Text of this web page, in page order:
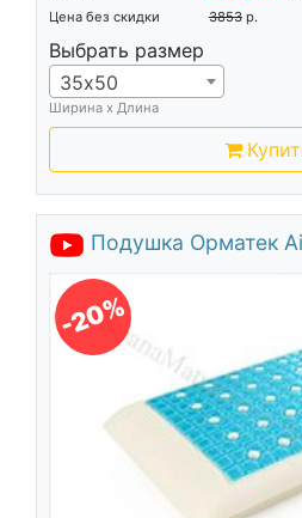
Цена без скидки 3853 р.
Выбрать размер
35х50
Ширина х Длина
Подушка Орматек
-20%